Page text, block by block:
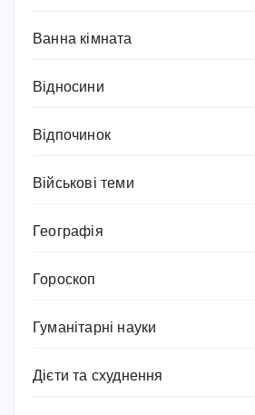
Ванна кімната
Відносини
Відпочинок
Військові теми
Географія
Гороскоп
Гуманітарні науки
Дієти та схуднення